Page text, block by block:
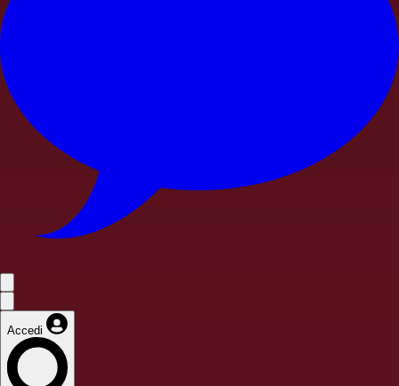
Accedi